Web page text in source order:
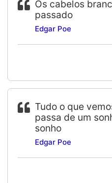
Os cabelos
passado
Edgar Poe
Tudo o que
passa de um
sonho
Edgar Poe